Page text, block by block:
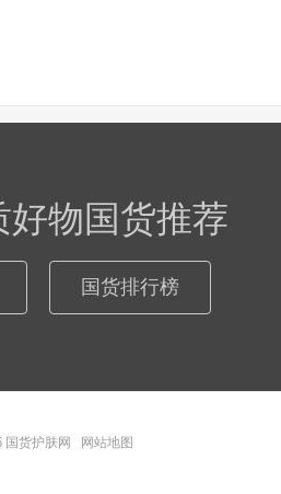
好物国货推荐
国货排行榜
国货护肤网 网站地图